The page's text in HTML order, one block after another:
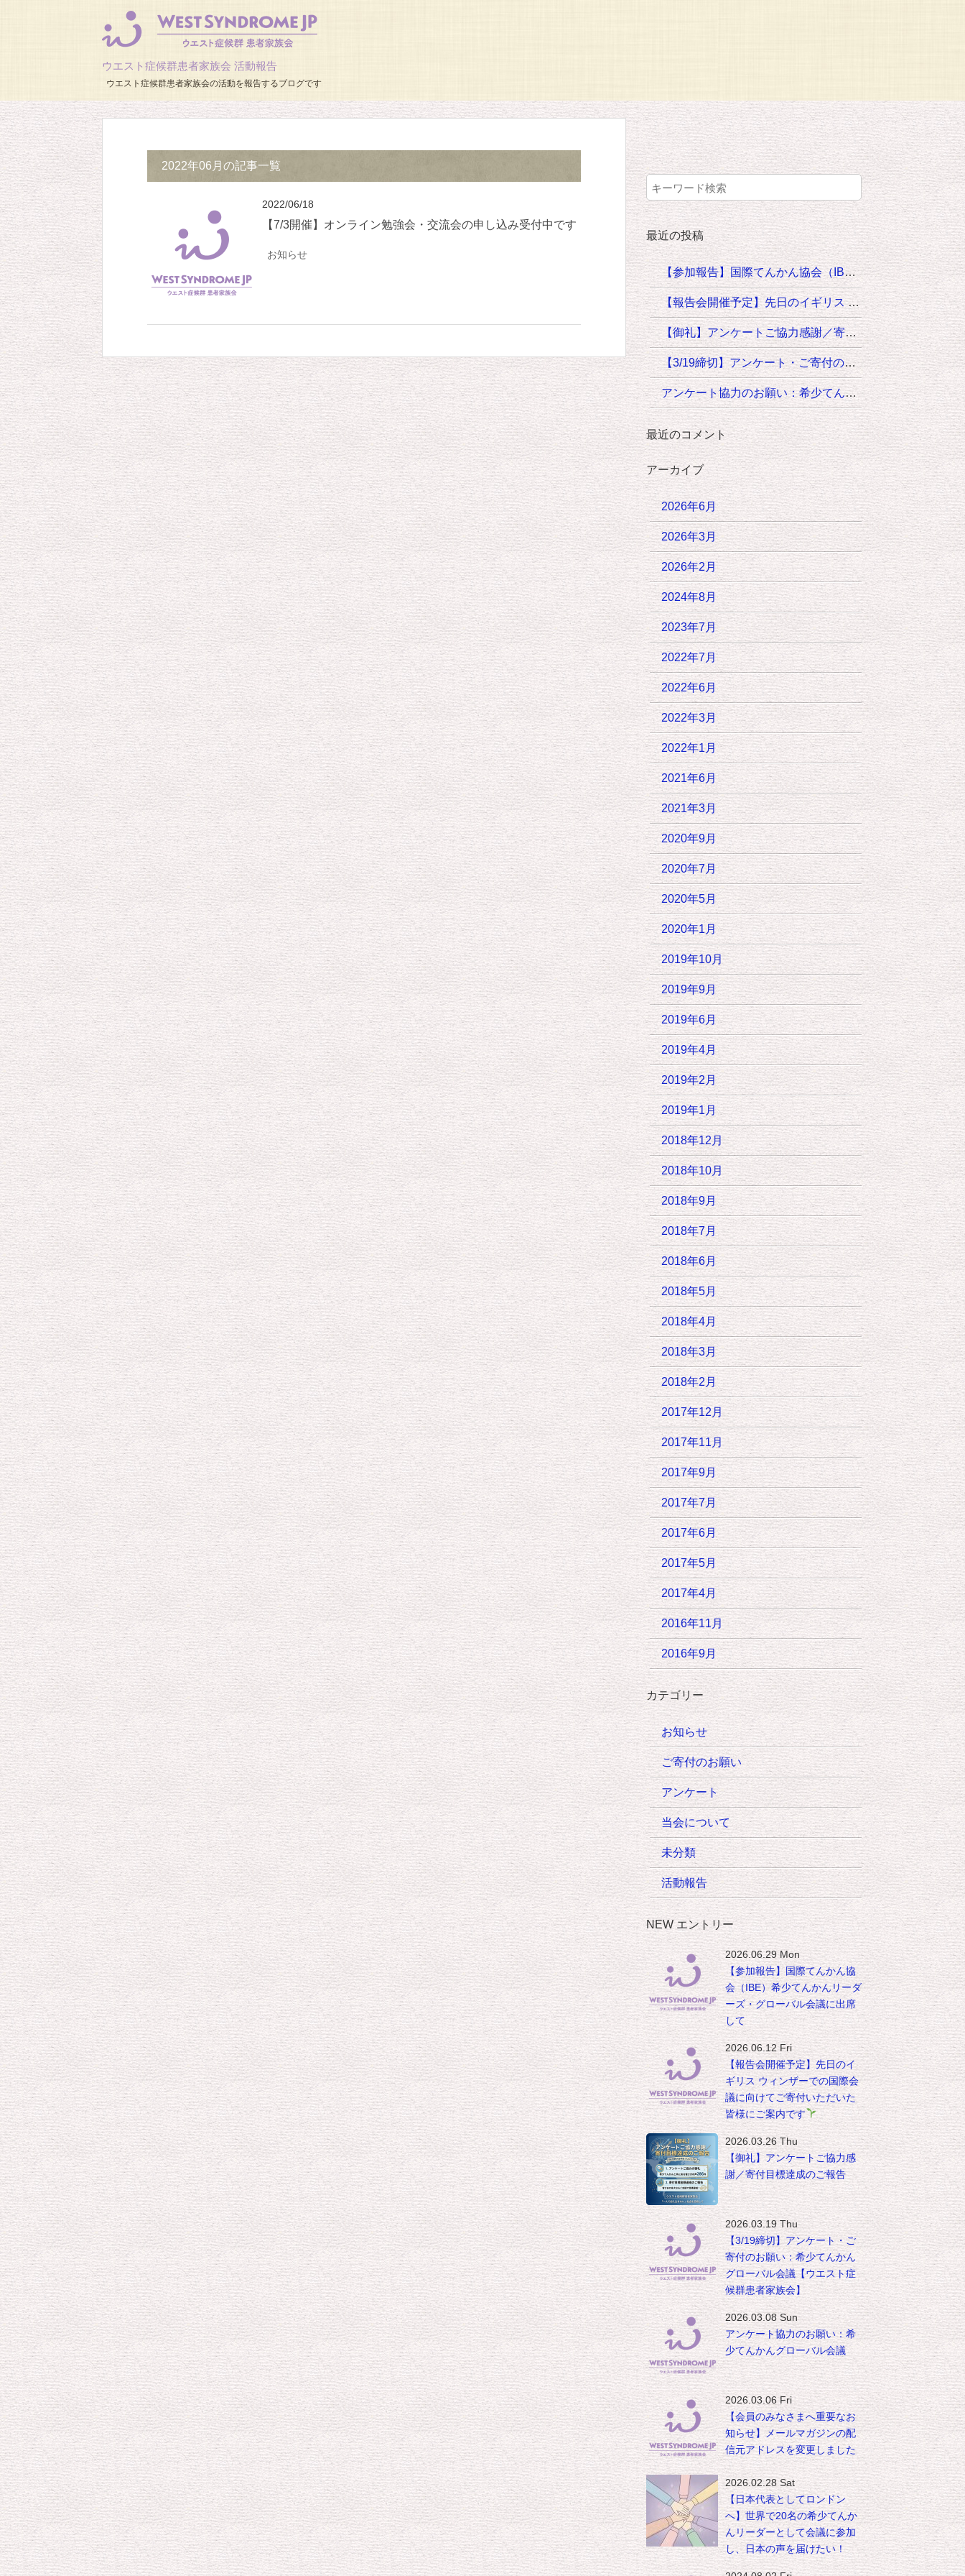
ウエスト症候群患者家族会 活動報告
ウエスト症候群患者家族会の活動を報告するブログです
2022年06月の記事一覧
2022/06/18
【7/3開催】オンライン勉強会・交流会の申し込み受付中です
お知らせ
最近の投稿
【参加報告】国際てんかん協会（IBE）希少てんかんリーダーズ・グローバル会議に出席して
【報告会開催予定】先日のイギリス ウィンザーでの国際会議に向けてご寄付いただいた皆様にご案内です
【御礼】アンケートご協力感謝／寄付目標達成のご報告
【3/19締切】アンケート・ご寄付のお願い：希少てんかんグローバル会議【ウエスト症候群患者家族会】
アンケート協力のお願い：希少てんかんグローバル会議
最近のコメント
アーカイブ
2026年6月
2026年3月
2026年2月
2024年8月
2023年7月
2022年7月
2022年6月
2022年3月
2022年1月
2021年6月
2021年3月
2020年9月
2020年7月
2020年5月
2020年1月
2019年10月
2019年9月
2019年6月
2019年4月
2019年2月
2019年1月
2018年12月
2018年10月
2018年9月
2018年7月
2018年6月
2018年5月
2018年4月
2018年3月
2018年2月
2017年12月
2017年11月
2017年9月
2017年7月
2017年6月
2017年5月
2017年4月
2016年11月
2016年9月
カテゴリー
お知らせ
ご寄付のお願い
アンケート
当会について
未分類
活動報告
NEW エントリー
2026.06.29 Mon
【参加報告】国際てんかん協
会（IBE）希少てんかんリーダ
ーズ・グローバル会議に出席
して
2026.06.12 Fri
【報告会開催予定】先日のイ
ギリス ウィンザーでの国際会
議に向けてご寄付いただいた
皆様にご案内です
2026.03.26 Thu
【御礼】アンケートご協力感
謝／寄付目標達成のご報告
2026.03.19 Thu
【3/19締切】アンケート・ご
寄付のお願い：希少てんかん
グローバル会議【ウエスト症
候群患者家族会】
2026.03.08 Sun
アンケート協力のお願い：希
少てんかんグローバル会議
2026.03.06 Fri
【会員のみなさまへ重要なお
知らせ】メールマガジンの配
信元アドレスを変更しました
2026.02.28 Sat
【日本代表としてロンドン
へ】世界で20名の希少てんか
んリーダーとして会議に参加
し、日本の声を届けたい！